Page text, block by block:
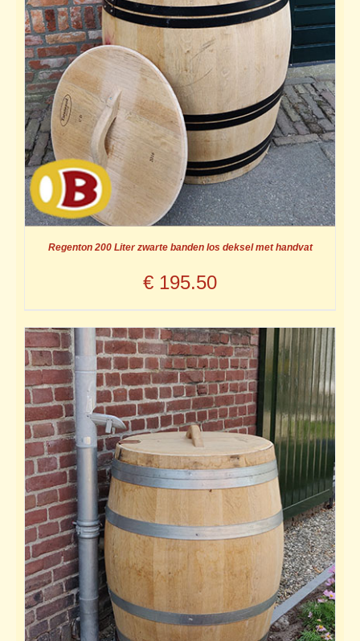
Regenton 200 Liter zwarte banden los deksel met handvat
€ 195.50